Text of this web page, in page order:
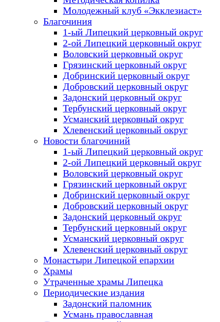
Молодежный клуб «Экклезиаст»
Благочиния
1-ый Липецкий церковный округ
2-ой Липецкий церковный округ
Воловский церковный округ
Грязинский церковный округ
Добринский церковный округ
Добровский церковный округ
Задонский церковный округ
Тербунский церковный округ
Усманский церковный округ
Хлевенский церковный округ
Новости благочиний
1-ый Липецкий церковный округ
2-ой Липецкий церковный округ
Воловский церковный округ
Грязинский церковный округ
Добринский церковный округ
Добровский церковный округ
Задонский церковный округ
Тербунский церковный округ
Усманский церковный округ
Хлевенский церковный округ
Монастыри Липецкой епархии
Храмы
Утраченные храмы Липецка
Периодические издания
Задонский паломник
Усмань православная